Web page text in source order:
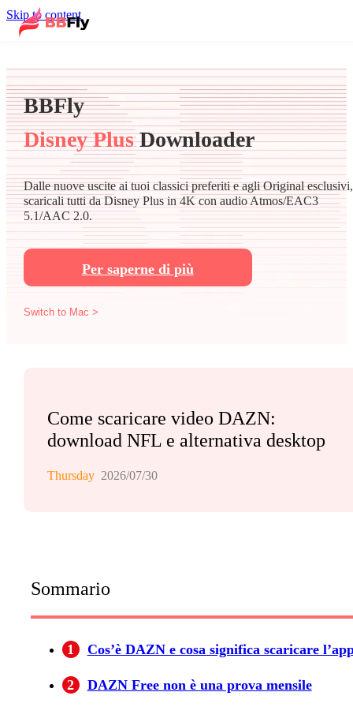
Skip to content
BBFly
Disney PlusDownloader
Dalle nuove uscite ai tuoi classici preferiti e agli Original esclusivi,
scaricali tutti da Disney Plus in 4K con audio Atmos/EAC3
5.1/AAC 2.0.
Per saperne di più
Switch to Mac >
Come scaricare video DAZN:
download NFL e alternativa desktop
Thursday 2026/07/30
Sommario
1 Cos’è DAZN e cosa significa scaricare
2 DAZN Free non è una prova mensile